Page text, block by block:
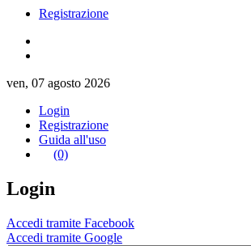
Registrazione
ven, 07 agosto 2026
Login
Registrazione
Guida all'uso
(0)
Login
Accedi tramite Facebook
Accedi tramite Google